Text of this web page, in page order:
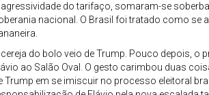
do tarifaço, somaram-se
nacional. O Brasil foi tratado como se
do bolo veio de Trump. Pouco depois, o
ao Salão Oval. O gesto carimbou duas
Trump em se imiscuir no processo eleitoral